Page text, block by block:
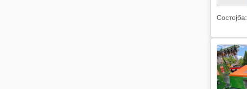
Состојба: